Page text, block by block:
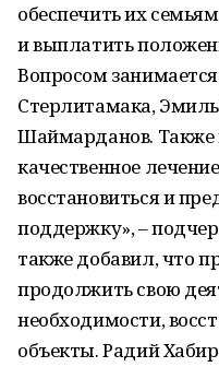
обеспечить их
и выплатить
Вопросом
Стерлитамака,
Шаймарданов. Также
качественное
восстановиться и
поддержку», –
также добавил, что
продолжить свою
необходимости,
объекты. Радий